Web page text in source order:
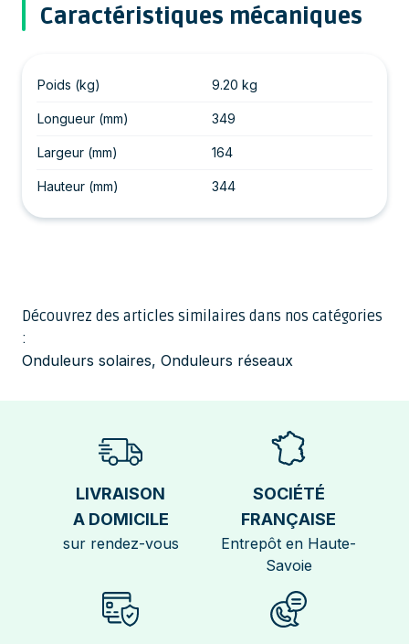
Caractéristiques mécaniques
Poids (kg) 9.20 kg
Longueur (mm) 349
Largeur (mm) 164
Hauteur (mm) 344
Découvrez des articles similaires dans nos catégories
:
Onduleurs solaires, Onduleurs réseaux
LIVRAISON
A DOMICILE
sur rendez-vous
SOCIÉTÉ
FRANÇAISE
Entrepôt en Haute-
Savoie